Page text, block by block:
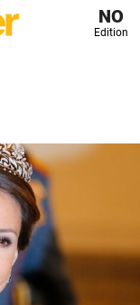
NO
Edition